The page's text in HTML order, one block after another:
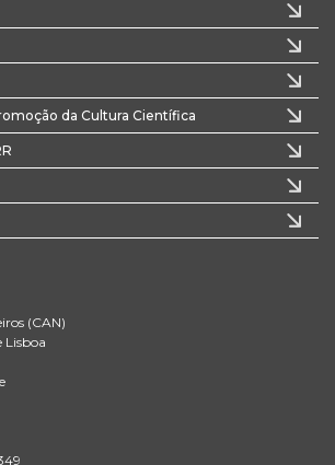
da Cultura Científica
(CAN)
Lisboa